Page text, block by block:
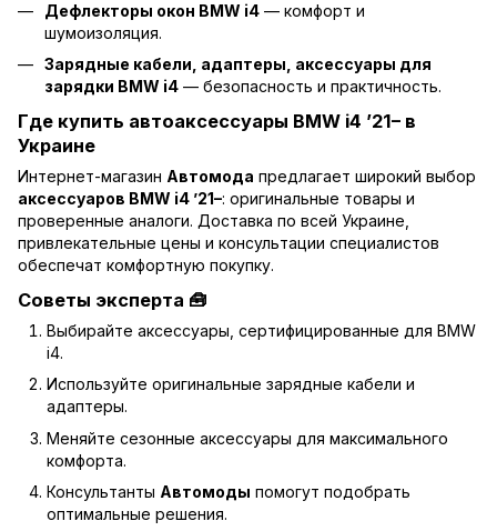
Дефлекторы окон BMW i4 — комфорт и
шумоизоляция.
Зарядные кабели, адаптеры, аксессуары для
зарядки BMW i4 — безопасность и практичность.
Где купить автоаксессуары BMW i4 ’21– в
Украине
Интернет-магазин Автомода предлагает широкий выбор
аксессуаров BMW i4 ’21–: оригинальные товары и
проверенные аналоги. Доставка по всей Украине,
привлекательные цены и консультации специалистов
обеспечат комфортную покупку.
Советы эксперта 🧰
Выбирайте аксессуары, сертифицированные для BMW
i4.
Используйте оригинальные зарядные кабели и
адаптеры.
Меняйте сезонные аксессуары для максимального
комфорта.
Консультанты Автомоды помогут подобрать
оптимальные решения.